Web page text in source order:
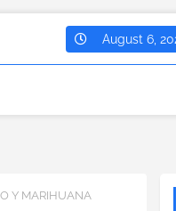
August 6,
Y MARIHUANA